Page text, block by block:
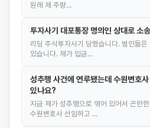
원래 제 주량…
투자사기 대포통장 명의인 상대로 소
리딩 주식투자사기 당했습니다. 범인들은
있습니다. 제가 입금…
성추행 사건에 연루됐는데 수원변호
있나요?
지금 제가 성추행으로 엮어 있어서 곤란
수원변호사 선임하고 …